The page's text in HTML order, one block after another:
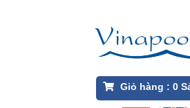
Giỏ hàng : 0